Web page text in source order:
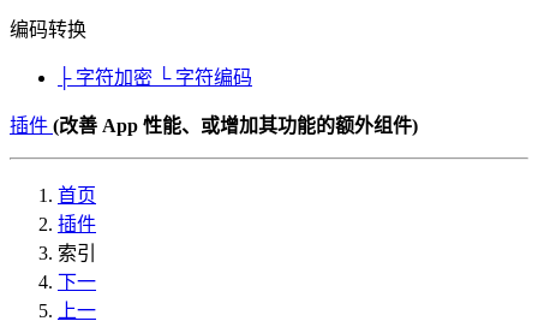
编码转换
├ 字符加密 └ 字符编码
插件 (改善 App 性能、或增加其功能的额外组件)
首页
插件
索引
下一
上一